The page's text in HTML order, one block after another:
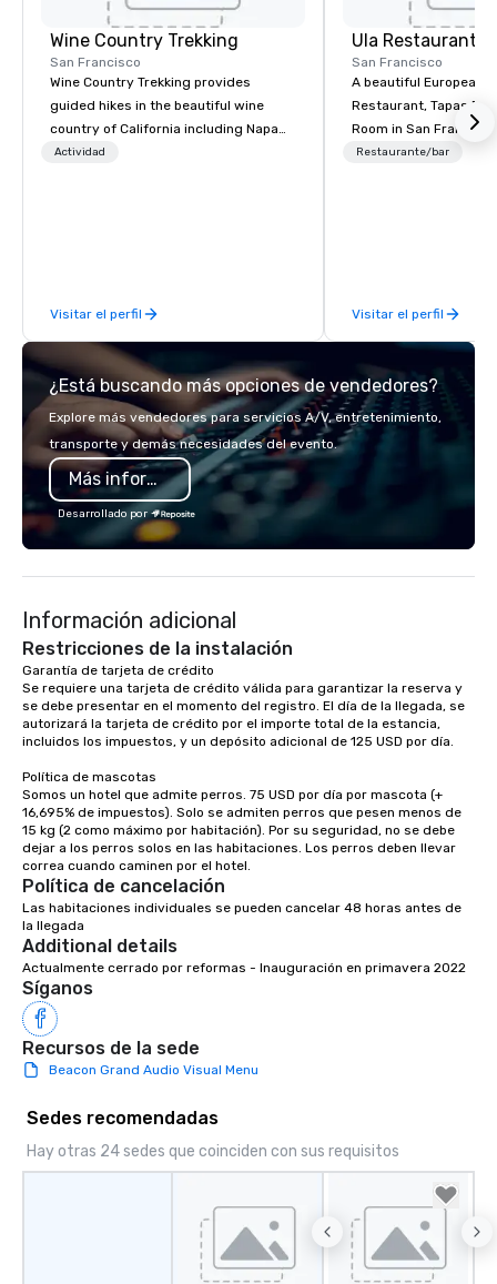
Wine Country Trekking
San Francisco
Wine Country Trekking provides
guided hikes in the beautiful wine
country of California including Napa
and Sonoma Valleys. These
day hikes we provide luxury self-
guided inn-to-in walking vacations
from the gateway City of San
Francisco to the California wine
country with a focus on superb hiking,
lodging, food and wine. We also have
a Monterey Bay Trek.
Actividad
Visitar el perfil
Ula Restaurant
San Francisco
A beautiful European
Restaurant, Tapas
Room in San Francisco. ​From
Restaurante/bar
Visitar el perfil
¿Está buscando más opciones de vendedores?
Explore más vendedores para servicios A/V, entretenimiento,
transporte y demás necesidades del evento.
Más información
Desarrollado por
Información adicional
Restricciones de la instalación
Garantía de tarjeta de crédito
Se requiere una tarjeta de crédito válida para garantizar la reserva y
se debe presentar en el momento del registro. El día de la llegada, se
autorizará la tarjeta de crédito por el importe total de la estancia,
incluidos los impuestos, y un depósito adicional de 125 USD por día.
Política de mascotas
Somos un hotel que admite perros. 75 USD por día por mascota (+
16,695% de impuestos). Solo se admiten perros que pesen menos de
15 kg (2 como máximo por habitación). Por su seguridad, no se debe
dejar a los perros solos en las habitaciones. Los perros deben llevar
Política de cancelación
Las habitaciones individuales se pueden cancelar 48 horas antes de
la llegada
Additional details
Actualmente cerrado por reformas - Inauguración en primavera 2022
Síganos
Recursos de la sede
Beacon Grand Audio Visual Menu
Sedes recomendadas
Hay otras 24 sedes que coinciden con sus requisitos